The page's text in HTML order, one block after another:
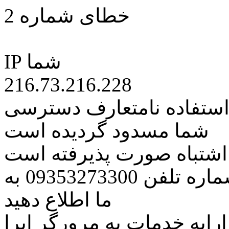
خطای شماره 2
IP شما
216.73.216.228
نامتعارف دسترسی
شما مسدود گردیده است
اشتباه صورت پذیرفته است
مراتب این مسئله را از طریق شماره تلفن 09353273300 به
ما اطلاع دهید
خدمات به مرورگر اپرا